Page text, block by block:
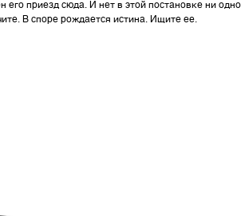
его приезд сюда. И нет в этой постановке ни
В споре рождается истина. Ищите ее.